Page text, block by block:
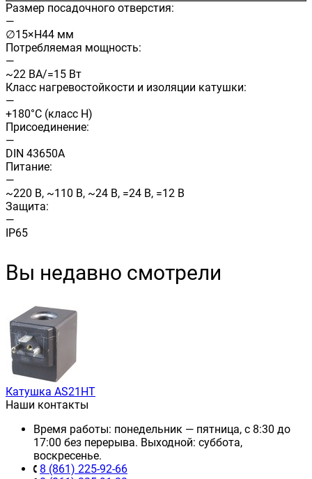
Размер посадочного отверстия:
—
∅15×H44 мм
Потребляемая мощность:
—
~22 ВА/=15 Вт
Класс нагревостойкости и изоляции катушки:
—
+180°C (класс H)
Присоединение:
—
DIN 43650A
Питание:
—
~220 В, ~110 В, ~24 В, =24 В, =12 В
Защита:
—
IP65
Вы недавно смотрели
Катушка AS21HT
Наши контакты
Время работы: понедельник — пятница, с 8:30 до
17:00 без перерыва. Выходной: суббота,
воскресенье.
8 (861) 225-92-66